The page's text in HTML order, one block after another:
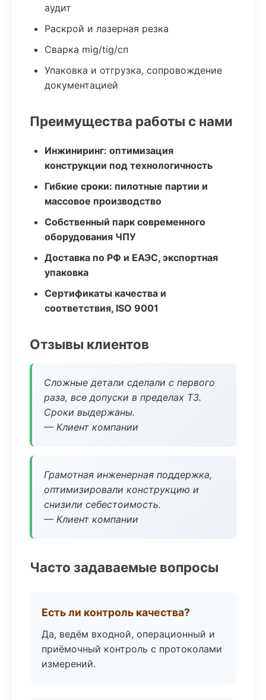
аудит
Раскрой и лазерная резка
Сварка mig/tig/сп
Упаковка и отгрузка, сопровождение
документацией
Преимущества работы с нами
Инжиниринг: оптимизация
конструкции под технологичность
Гибкие сроки: пилотные партии и
массовое производство
Собственный парк современного
оборудования ЧПУ
Доставка по РФ и ЕАЭС, экспортная
упаковка
Сертификаты качества и
соответствия, ISO 9001
Отзывы клиентов
Сложные детали сделали с первого
раза, все допуски в пределах ТЗ.
Сроки выдержаны.
— Клиент компании
Грамотная инженерная поддержка,
оптимизировали конструкцию и
снизили себестоимость.
— Клиент компании
Часто задаваемые вопросы
Есть ли контроль качества?
Да, ведём входной, операционный и
приёмочный контроль с протоколами
измерений.